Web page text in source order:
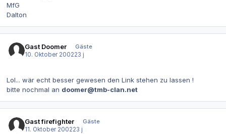
MfG
Dalton
Gast Doomer
Gäste
10. Oktober 200223 j
Lol... wär echt besser gewesen den Link stehen zu lassen !
bitte nochmal an doomer@tmb-clan.net
Gast firefighter
Gäste
11. Oktober 200223 j